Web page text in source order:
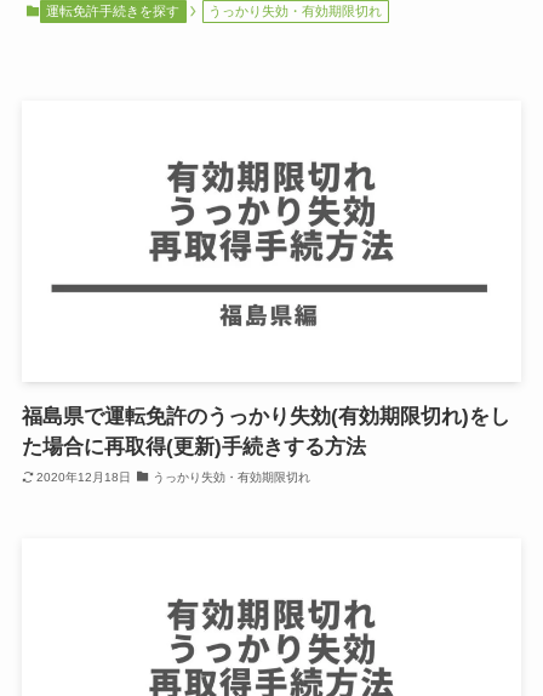
運転免許手続きを探す うっかり失効・有効期限切れ
福島県で運転免許のうっかり失効(有効期限切れ)をし
た場合に再取得(更新)手続きする方法
2020年12月18日 うっかり失効・有効期限切れ